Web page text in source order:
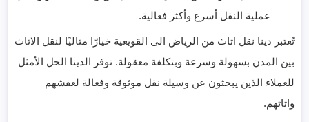
عملية النقل أسرع وأكثر فعالية.
تُعتبر دينا نقل اثاث من الرياض الى القويعية خيارًا مثاليًا لنقل الاثاث
بين المدن بسهولة وسرعة وبتكلفة معقولة. توفر الدينا الحل الأمثل
للعملاء الذين يبحثون عن وسيلة نقل موثوقة وفعالة لعفشهم
واثاثهم.